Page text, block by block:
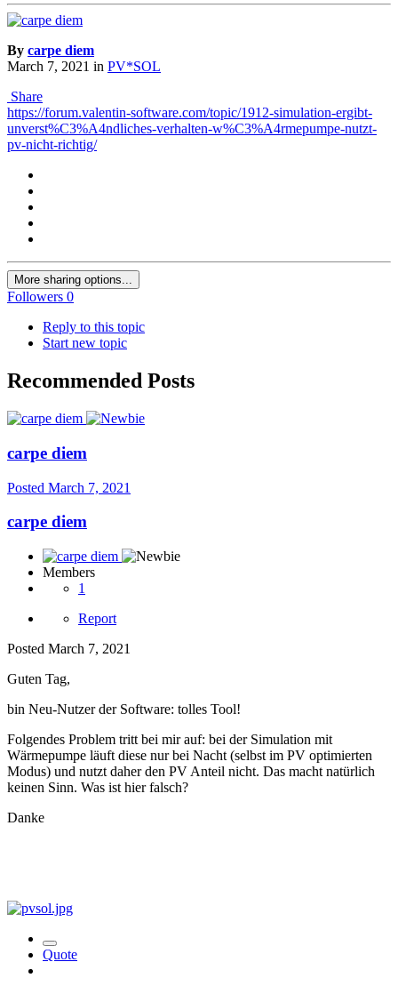
By carpe diem
March 7, 2021 in PV*SOL
Share
https://forum.valentin-software.com/topic/1912-simulation-ergibt-
unverst%C3%A4ndliches-verhalten-w%C3%A4rmepumpe-nutzt-
pv-nicht-richtig/
More sharing options...
Followers 0
Reply to this topic
Start new topic
Recommended Posts
carpe diem
Posted March 7, 2021
carpe diem
Members
1
Report
Posted March 7, 2021
Guten Tag,
bin Neu-Nutzer der Software: tolles Tool!
Folgendes Problem tritt bei mir auf: bei der Simulation mit
Wärmepumpe läuft diese nur bei Nacht (selbst im PV optimierten
Modus) und nutzt daher den PV Anteil nicht. Das macht natürlich
keinen Sinn. Was ist hier falsch?
Danke
Quote